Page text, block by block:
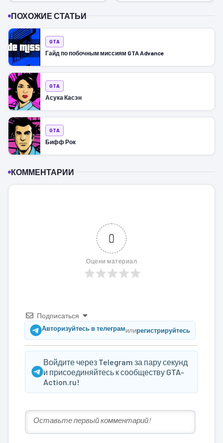
ПОХОЖИЕ СТАТЬИ
GTA
Гайд по побочным миссиям GTA Advance
GTA
Асука Касэн
GTA
Бифф Рок
КОММЕНТАРИИ
0
Оцени материал
Подписаться
Авторизуйтесь в телеграмилирегистрируйтесь
Войдите через Telegram за пару секунд
и присоединяйтесь к сообществу GTA-
Action.ru!